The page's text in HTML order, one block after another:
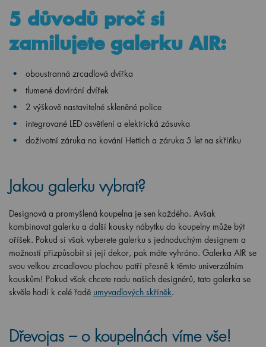
5 důvodů proč si
zamilujete galerku AIR:
oboustranná zrcadlová dvířka
tlumené dovírání dvířek
2 výškově nastavitelné skleněné police
integrované LED osvětlení a elektrická zásuvka
doživotní záruka na kování Hettich a záruka 5 let na skříňku
Jakou galerku vybrat?
Designová a promyšlená koupelna je sen každého. Avšak
kombinovat galerku a další kousky nábytku do koupelny může být
oříšek. Pokud si však vyberete galerku s jednoduchým designem a
možností přizpůsobit si její dekor, pak máte vyhráno. Galerka AIR se
svou velkou zrcadlovou plochou patří přesně k těmto univerzálním
kouskům! Pokud však chcete radu našich designérů, tato galerka se
skvěle hodí k celé řadě umyvadlových skříněk.
Dřevojas – o koupelnách víme vše!